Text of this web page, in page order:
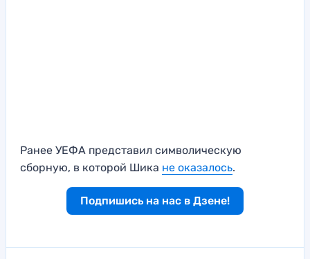
Ранее УЕФА представил символическую
сборную, в которой Шика не оказалось.
Подпишись на нас в Дзене!